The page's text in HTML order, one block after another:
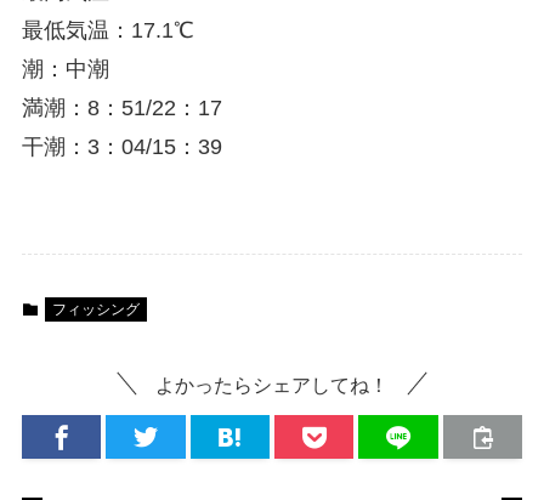
最低気温：17.1℃
潮：中潮
満潮：8：51/22：17
干潮：3：04/15：39
フィッシング
よかったらシェアしてね！